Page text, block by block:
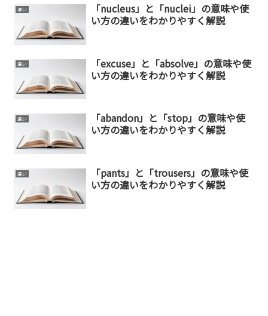
違い
「nucleus」と「nuclei」の意味や使
い方の違いをわかりやすく解説
違い
「excuse」と「absolve」の意味や使
い方の違いをわかりやすく解説
違い
「abandon」と「stop」の意味や使
い方の違いをわかりやすく解説
違い
「pants」と「trousers」の意味や使
い方の違いをわかりやすく解説